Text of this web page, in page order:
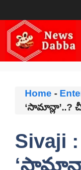
to
content
Home -
‘సామాన్లా’..?
Sivaji